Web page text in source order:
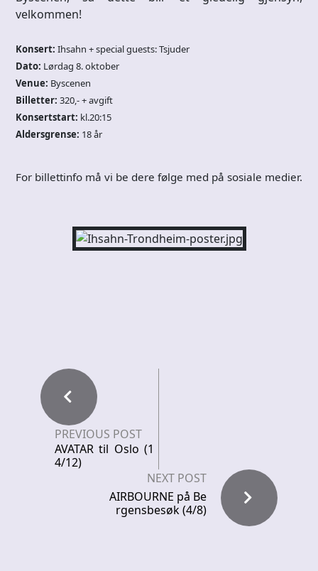
velkommen!
Konsert: Ihsahn + special guests: Tsjuder
Dato: Lørdag 8. oktober
Venue: Byscenen
Billetter: 320,- + avgift
Konsertstart: kl.20:15
Aldersgrense: 18 år
For billettinfo må vi be dere følge med på sosiale medier.
PREVIOUS POST
AVATAR til Oslo (1
4/12)
NEXT POST
AIRBOURNE på Be
rgensbesøk (4/8)